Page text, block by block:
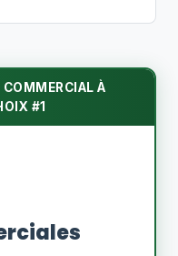
COMMERCIAL À
#1